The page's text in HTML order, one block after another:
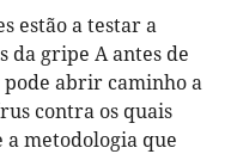
estão a testar a
da gripe A antes de
abrir caminho a
contra os quais
a metodologia que